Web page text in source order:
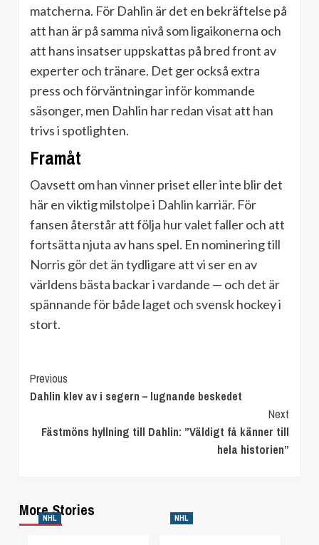
matcherna. För Dahlin är det en bekräftelse på
att han är på samma nivå som ligaikonerna och
att hans insatser uppskattas på bred front av
experter och tränare. Det ger också extra
press och förväntningar inför kommande
säsonger, men Dahlin har redan visat att han
trivs i spotlighten.
Framåt
Oavsett om han vinner priset eller inte blir det
här en viktig milstolpe i Dahlin karriär. För
fansen återstår att följa hur valet faller och att
fortsätta njuta av hans spel. En nominering till
Norris gör det än tydligare att vi ser en av
världens bästa backar i vardande — och det är
spännande för både laget och svensk hockey i
stort.
Continue
Reading
Previous
Dahlin klev av i segern – lugnande beskedet
Next
Fästmöns hyllning till Dahlin: ”Väldigt få känner till
hela historien”
More Stories
NHL NHL